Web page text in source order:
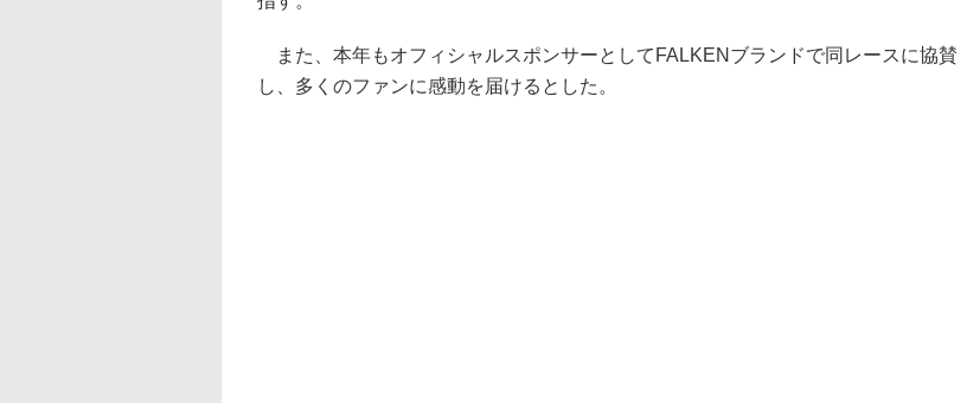
また、本年もオフィシャルスポンサーとしてFALKENブランドで同レースに協賛
し、多くのファンに感動を届けるとした。